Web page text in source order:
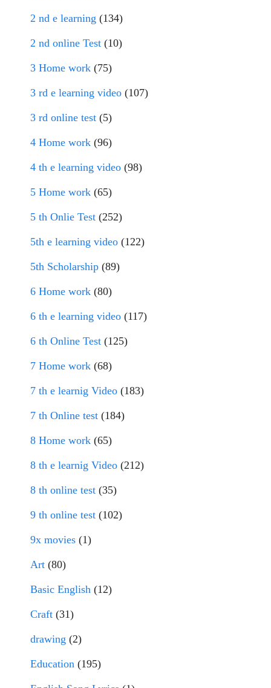
2 nd e learning (134)
2 nd online Test (10)
3 Home work (75)
3 rd e learning video (107)
3 rd online test (5)
4 Home work (96)
4 th e learning video (98)
5 Home work (65)
5 th Onlie Test (252)
5th e learning video (122)
5th Scholarship (89)
6 Home work (80)
6 th e learning video (117)
6 th Online Test (125)
7 Home work (68)
7 th e learnig Video (183)
7 th Online test (184)
8 Home work (65)
8 th e learnig Video (212)
8 th online test (35)
9 th online test (102)
9x movies (1)
Art (80)
Basic English (12)
Craft (31)
drawing (2)
Education (195)